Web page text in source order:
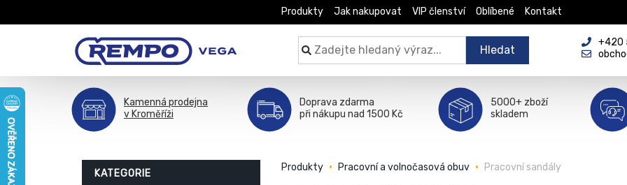
Produkty Jak nakupovat VIP členství Oblíbené Kontakt
Hledat
+420
Kamenná prodejna
v Kroměříži
Doprava zdarma
při nákupu nad 1500 Kč
5000+ zboží
skladem
KATEGORIE
Produkty Pracovní a volnočasová obuv Pracovní sandály